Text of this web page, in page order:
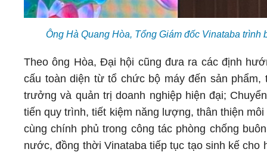
Ông Hà Quang Hòa, Tổng Giám đốc Vinataba
Theo ông Hòa, Đại hội cũng đưa ra các định
cấu toàn diện từ tổ chức bộ máy đến sản
trưởng và quản trị doanh nghiệp hiện đại;
tiến quy trình, tiết kiệm năng lượng, thân thiện
cùng chính phủ trong công tác phòng chống
nước, đồng thời Vinataba tiếp tục tạo sinh kế cho